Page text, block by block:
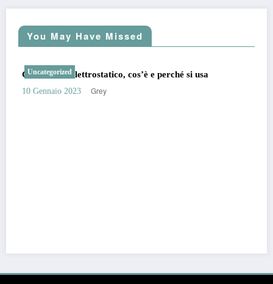
You May Have Missed
Uncategorized
Generatore elettrostatico, cos’è e perché si usa
10 Gennaio 2023 Grey